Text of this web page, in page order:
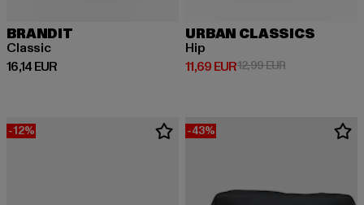
BRANDIT
Classic
16,14 EUR
Derzeitiger Preis: 16,14 EUR
URBAN CLASSICS
Hip
11,69 EUR
Derzeitiger Preis: 11,69 EUR
12,99 EURAktionspreis:
-12% -43%